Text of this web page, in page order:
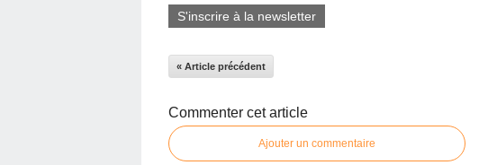
S'inscrire à la newsletter
« Article précédent
Commenter cet article
Ajouter un commentaire